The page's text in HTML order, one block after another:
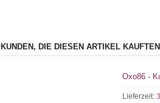
KUNDEN, DIE DIESEN ARTIKEL
Oxo86 -
Lieferzeit: